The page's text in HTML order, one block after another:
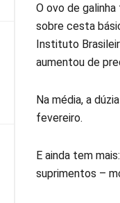
O ovo de
sobre cesta
Instituto
aumentou de
Na média, a
fevereiro.
E ainda tem
suprimentos –